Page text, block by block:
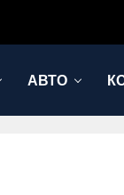
АВТО